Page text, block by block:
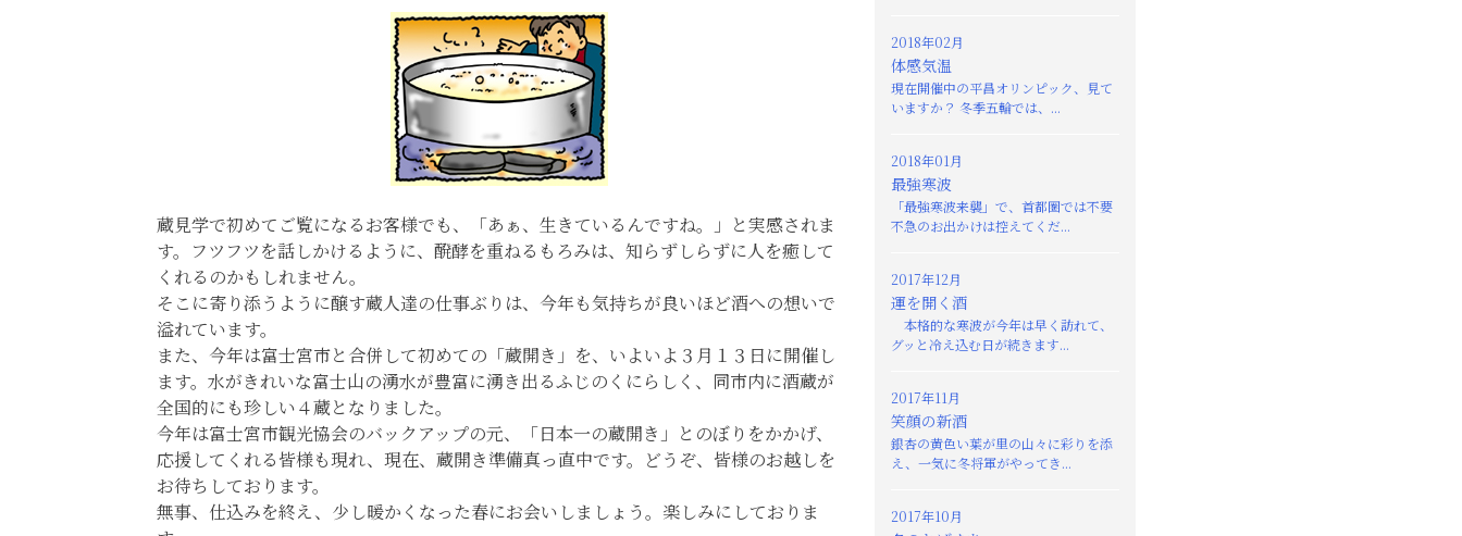
蔵見学で初めてご覧になるお客様でも、「あぁ、生きているんですね。」と実感されま
す。フツフツを話しかけるように、醗酵を重ねるもろみは、知らずしらずに人を癒して
くれるのかもしれません。
そこに寄り添うように醸す蔵人達の仕事ぶりは、今年も気持ちが良いほど酒への想いで
溢れています。
また、今年は富士宮市と合併して初めての「蔵開き」を、いよいよ３月１３日に開催し
ます。水がきれいな富士山の湧水が豊富に湧き出るふじのくにらしく、同市内に酒蔵が
全国的にも珍しい４蔵となりました。
今年は富士宮市観光協会のバックアップの元、「日本一の蔵開き」とのぼりをかかげ、
応援してくれる皆様も現れ、現在、蔵開き準備真っ直中です。どうぞ、皆様のお越しを
お待ちしております。
無事、仕込みを終え、少し暖かくなった春にお会いしましょう。楽しみにしておりま
2018年02月
体感気温
現在開催中の平昌オリンピック、見て
いますか？ 冬季五輪では、...
2018年01月
最強寒波
「最強寒波来襲」で、首都圏では不要
不急のお出かけは控えてくだ...
2017年12月
運を開く酒
本格的な寒波が今年は早く訪れて、
グッと冷え込む日が続きます...
2017年11月
笑顔の新酒
銀杏の黄色い葉が里の山々に彩りを添
え、一気に冬将軍がやってき...
2017年10月